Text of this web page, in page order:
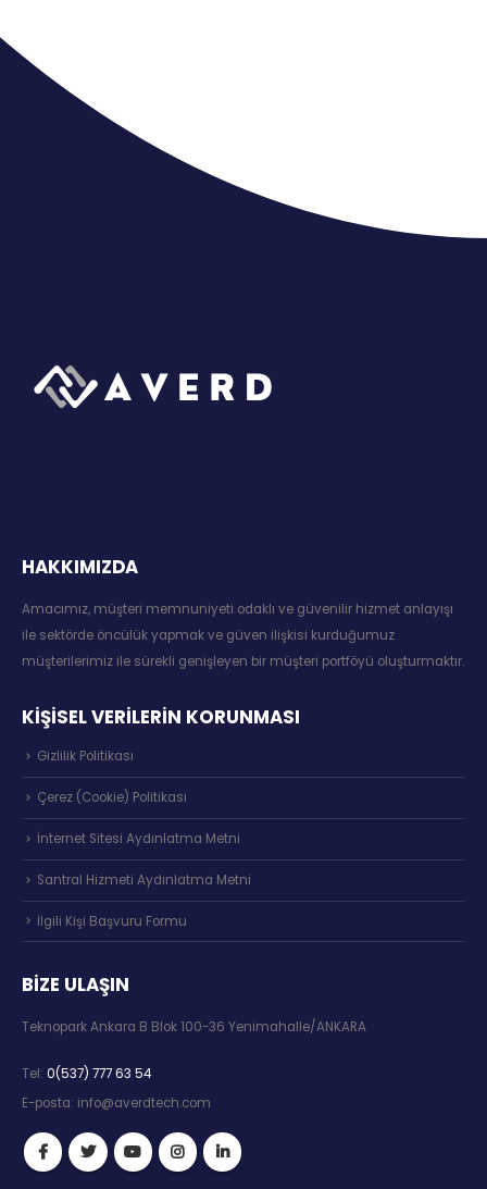
HAKKIMIZDA
Amacımız, müşteri memnuniyeti odaklı ve güvenilir hizmet anlayışı
ile sektörde öncülük yapmak ve güven ilişkisi kurduğumuz
müşterilerimiz ile sürekli genişleyen bir müşteri portföyü oluşturmaktır.
KİŞİSEL VERİLERİN KORUNMASI
Gizlilik Politikası
Çerez (Cookie) Politikası
İnternet Sitesi Aydınlatma Metni
Santral Hizmeti Aydınlatma Metni
İlgili Kişi Başvuru Formu
BIZE ULAŞIN
Teknopark Ankara B Blok 100-36 Yenimahalle/ANKARA
Tel: 0(537) 777 63 54
E-posta: info@averdtech.com